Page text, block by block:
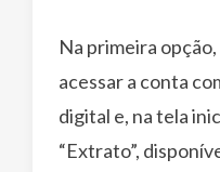
Na primeira
acessar a conta
digital e, na tela
“Extrato”,